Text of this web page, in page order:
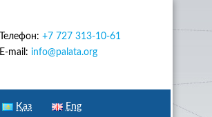
Телефон: +7 727 313-10-61
E-mail: info@palata.org
Қаз Eng